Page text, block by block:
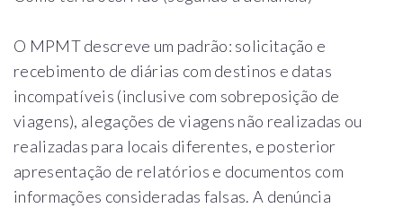
O MPMT descreve um padrão: solicitação e
recebimento de diárias com destinos e datas
incompatíveis (inclusive com sobreposição de
viagens), alegações de viagens não realizadas ou
realizadas para locais diferentes, e posterior
apresentação de relatórios e documentos com
informações consideradas falsas. A denúncia